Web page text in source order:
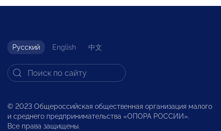
Русский English 中文
© 2023 Общероссийская общественная организация малого
и среднего предпринимательства «ОПОРА РОССИИ».
Все права защищены.